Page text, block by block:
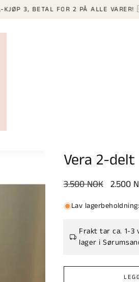
3, BETAL FOR 2 PÅ ALLE VARER! 🇳🇴"
Vera 2-
Vanlig
3.500 NOK 2.500
Lav
Frakt tar ca. 1-3
lager i